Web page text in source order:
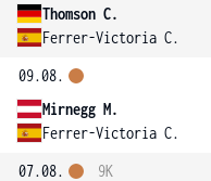
Thomson C.
Ferrer-Victoria C.
09.08.
Mirnegg M.
Ferrer-Victoria C.
07.08.
9K